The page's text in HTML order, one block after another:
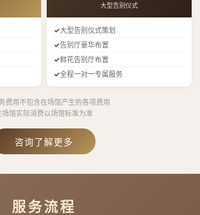
大型告别仪式
大型告别仪式策划
告别厅豪华布置
鲜花告别厅布置
全程一对一专属服务
费用不包含在场馆产生的各项费用
场馆实际消费以场馆标准为准
咨询了解更多
服务流程